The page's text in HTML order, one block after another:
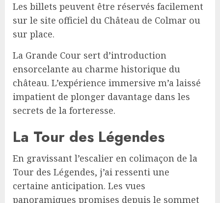
Les billets peuvent être réservés facilement
sur le site officiel du Château de Colmar ou
sur place.
La Grande Cour sert d’introduction
ensorcelante au charme historique du
château. L’expérience immersive m’a laissé
impatient de plonger davantage dans les
secrets de la forteresse.
La Tour des Légendes
En gravissant l’escalier en colimaçon de la
Tour des Légendes, j’ai ressenti une
certaine anticipation. Les vues
panoramiques promises depuis le sommet